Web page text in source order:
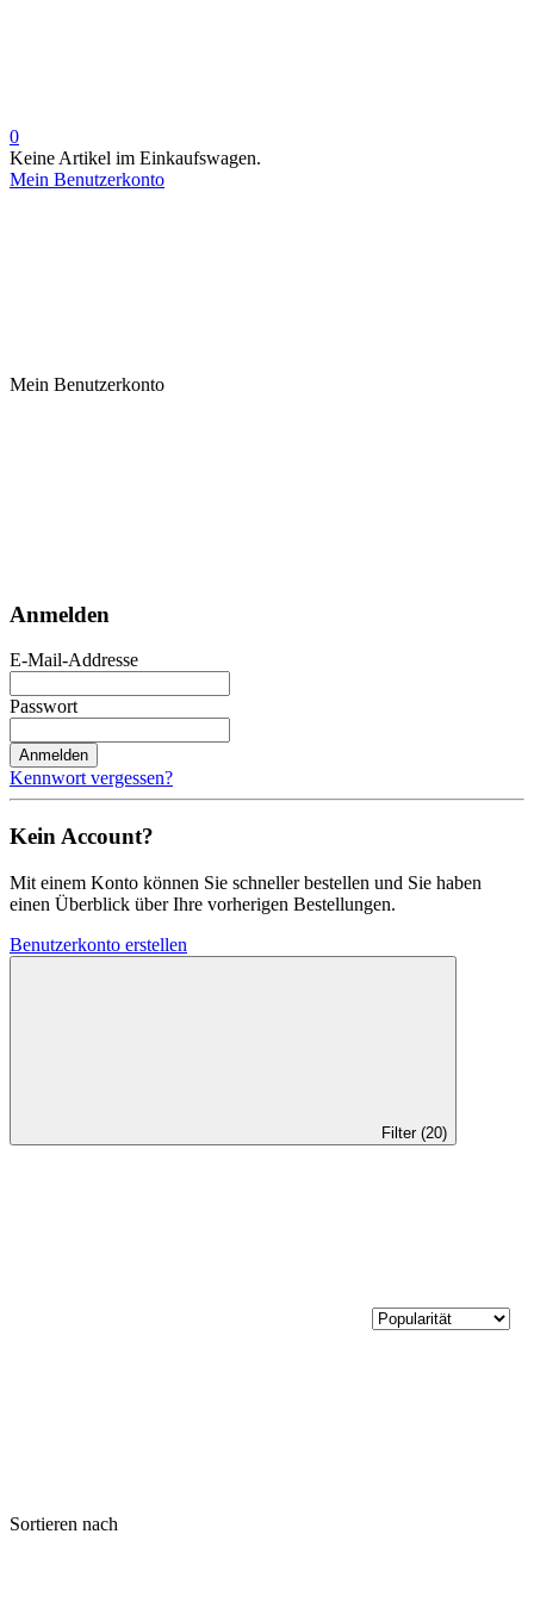
0
Keine Artikel im Einkaufswagen.
Mein Benutzerkonto
Mein Benutzerkonto
Anmelden
E-Mail-Addresse
Passwort
Anmelden
Kennwort vergessen?
Kein Account?
Mit einem Konto können Sie schneller bestellen und Sie haben
einen Überblick über Ihre vorherigen Bestellungen.
Benutzerkonto erstellen
Filter (20)
Sortieren nach